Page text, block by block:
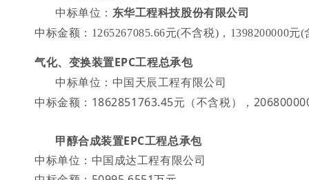
中标单位： 东华工程科技股份有限公司
中标金额： 1265267085.66元(不含税)，1398200000元(
气化、变换装置EPC工程总承包
中标单位： 中国天辰工程有限公司
中标金额： 1862851763.45元（不含税），
甲醇合成装置EPC工程总承包
中标单位：中国成达工程有限公司